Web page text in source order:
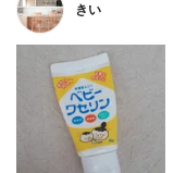
きい